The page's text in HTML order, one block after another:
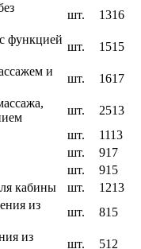
шт.
1316
функцией
шт.
1515
и
шт.
1617
шт.
2513
шт.
1113
шт.
917
шт.
915
кабины
шт.
1213
из
шт.
815
из
шт.
512